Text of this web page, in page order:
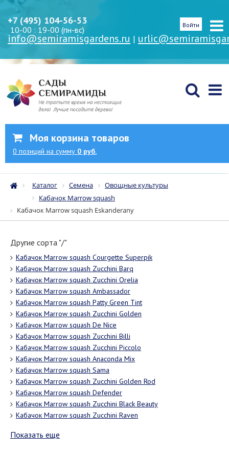
+7 (495) 104-56-53
10-00 : 19-00 (пн-вс)
info@semiramisgardens.ru |
Войти
Моя корзина товаров
0 позиций на сумму 0 руб.
Каталог Семена
Овощные культуры
Кабачок Marrow squash
Кабачок Marrow squash Eskanderany
Другие сорта "/"
Кабачок Marrow squash Courgette Superpik
Кабачок Marrow squash Zucchini Barq
Кабачок Marrow squash Zucchini Orelia
Кабачок Marrow squash Ambassador
Кабачок Marrow squash Patty Green Tint
Кабачок Marrow squash Zucchini Golden
Кабачок Marrow squash De Nice
Кабачок Marrow squash Zucchini Billi
Кабачок Marrow squash Zucchini Piccolo
Кабачок Marrow squash Anaconda Mix
Кабачок Marrow squash Sama
Кабачок Marrow squash Zucchini Golden Rod
Кабачок Marrow squash Defender
Кабачок Marrow squash Zucchini Black Beauty
Кабачок Marrow squash Zucchini Raven
Показать еще